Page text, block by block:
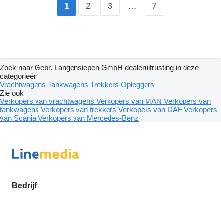
1 2 3 … 7
Zoek naar Gebr. Langensiepen GmbH dealeruitrusting in deze
categorieën
Vrachtwagens Tankwagens Trekkers Opleggers
Zie ook
Verkopers van vrachtwagens Verkopers van MAN Verkopers van
tankwagens Verkopers van trekkers Verkopers van DAF Verkopers
van Scania Verkopers van Mercedes-Benz
Bedrijf